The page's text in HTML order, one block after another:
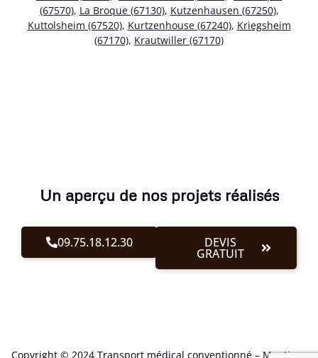
(67570), La Broque (67130), Kutzenhausen (67250),
Kuttolsheim (67520), Kurtzenhouse (67240), Kriegsheim
(67170), Krautwiller (67170)
Un aperçu de nos projets réalisés
09.75.18.12.30 DEVIS
GRATUIT
Copyright © 2024 Transport médical conventionné – Mentions